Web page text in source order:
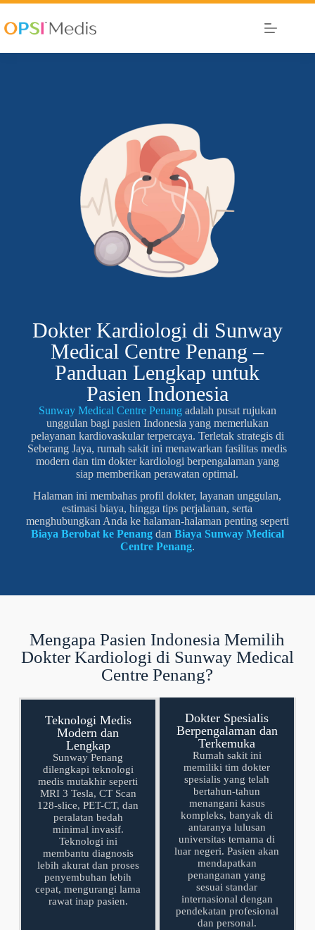
Dokter Kardiologi di Sunway
Medical Centre Penang –
Panduan Lengkap untuk
Pasien Indonesia
Sunway Medical Centre Penang adalah pusat rujukan
unggulan bagi pasien Indonesia yang memerlukan
pelayanan kardiovaskular terpercaya. Terletak strategis di
Seberang Jaya, rumah sakit ini menawarkan fasilitas medis
modern dan tim dokter kardiologi berpengalaman yang
siap memberikan perawatan optimal.
Halaman ini membahas profil dokter, layanan unggulan,
estimasi biaya, hingga tips perjalanan, serta
menghubungkan Anda ke halaman-halaman penting seperti
Biaya Berobat ke Penangdan Biaya Sunway Medical
Centre Penang.
Mengapa Pasien Indonesia Memilih
Dokter Kardiologi di Sunway Medical
Centre Penang?
Teknologi Medis
Modern dan
Lengkap
Sunway Penang
dilengkapi teknologi
medis mutakhir seperti
MRI 3 Tesla, CT Scan
128-slice, PET-CT, dan
peralatan bedah
minimal invasif.
Teknologi ini
membantu diagnosis
lebih akurat dan proses
penyembuhan lebih
cepat, mengurangi lama
rawat inap pasien.
Dokter Spesialis
Berpengalaman dan
Terkemuka
Rumah sakit ini
memiliki tim dokter
spesialis yang telah
bertahun-tahun
menangani kasus
kompleks, banyak di
antaranya lulusan
universitas ternama di
luar negeri. Pasien akan
mendapatkan
penanganan yang
sesuai standar
internasional dengan
pendekatan profesional
dan personal.